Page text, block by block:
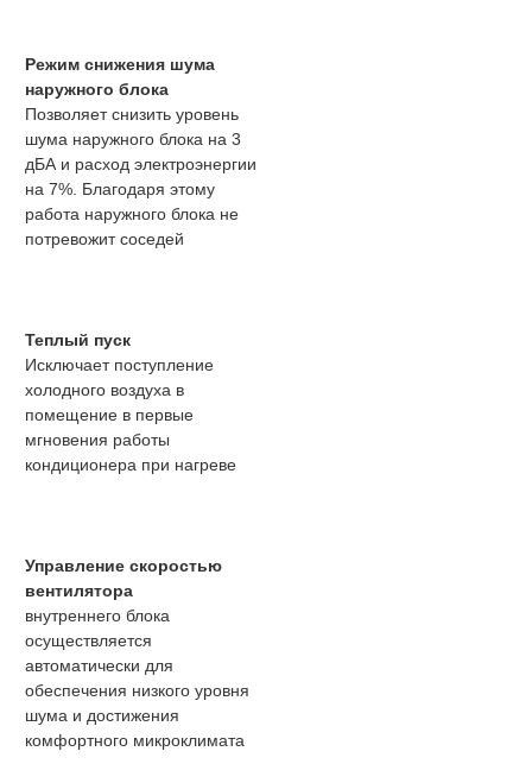
Режим снижения шума
наружного блока
Позволяет снизить уровень
шума наружного блока на 3
дБА и расход электроэнергии
на 7%. Благодаря этому
работа наружного блока не
потревожит соседей
Теплый пуск
Исключает поступление
холодного воздуха в
помещение в первые
мгновения работы
кондиционера при нагреве
Управление скоростью
вентилятора
внутреннего блока
осуществляется
автоматически для
обеспечения низкого уровня
шума и достижения
комфортного микроклимата